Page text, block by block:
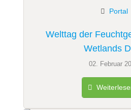
Welttag der
Wetlands
Portal
02. Februar